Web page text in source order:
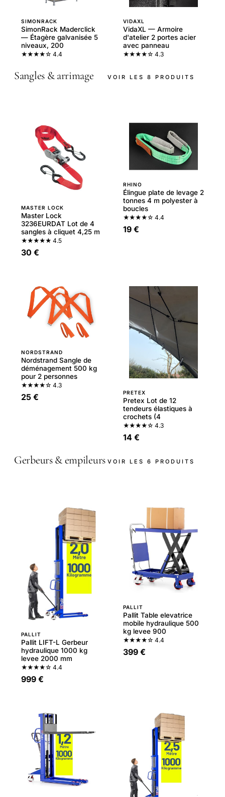
SIMONRACK
SimonRack Maderclick
— Étagère galvanisée 5
niveaux, 200
★★★★☆ 4.4
VIDAXL
VidaXL — Armoire
d'atelier 2 portes acier
avec panneau
★★★★☆ 4.3
Sangles & arrimage VOIR LES 8 PRODUITS
MASTER LOCK
Master Lock
3236EURDAT Lot de 4
sangles à cliquet 4,25 m
★★★★★ 4.5
30 €
RHINO
Élingue plate de levage 2
tonnes 4 m polyester à
boucles
★★★★☆ 4.4
19 €
NORDSTRAND
Nordstrand Sangle de
déménagement 500 kg
pour 2 personnes
★★★★☆ 4.3
25 € PRETEX
Pretex Lot de 12
tendeurs élastiques à
crochets (4
★★★★☆ 4.3
14 €
Gerbeurs & empileurs VOIR LES 6 PRODUITS
PALLIT
Pallit LIFT-L Gerbeur
hydraulique 1000 kg
levee 2000 mm
★★★★☆ 4.4
999 €
PALLIT
Pallit Table elevatrice
mobile hydraulique 500
kg levee 900
★★★★☆ 4.4
399 €